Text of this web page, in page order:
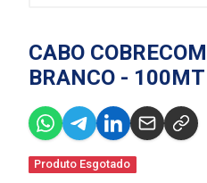
CABO
BRANCO -
Produto Esgotado